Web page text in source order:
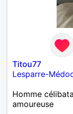
Titou77
Lesparre-
Homme
amoureuse